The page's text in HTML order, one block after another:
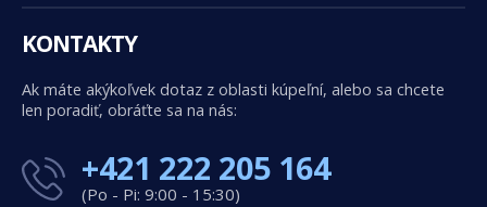
KONTAKTY
Ak máte akýkoľvek dotaz z oblasti kúpeľní, alebo sa chcete
len poradiť, obráťte sa na nás:
+421 222 205 164
(Po - Pi: 9:00 - 15:30)